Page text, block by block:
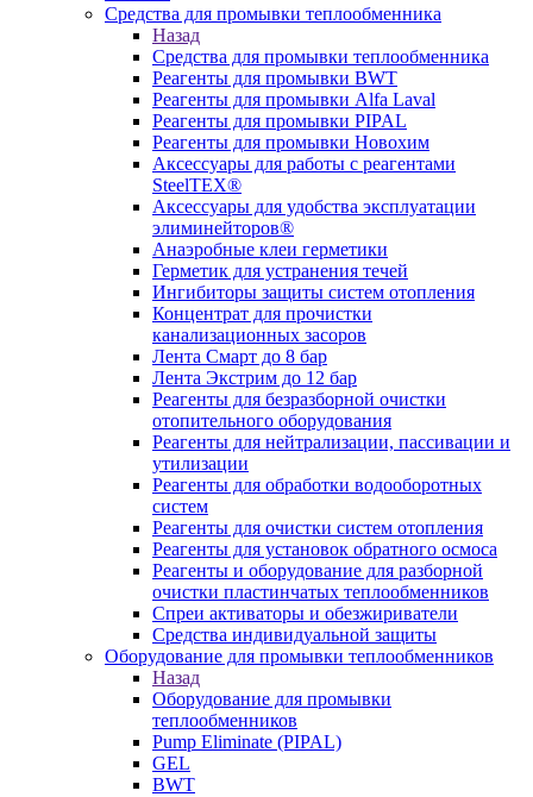
Средства для промывки теплообменника
Назад
Средства для промывки теплообменника
Реагенты для промывки BWT
Реагенты для промывки Alfa Laval
Реагенты для промывки PIPAL
Реагенты для промывки Новохим
Аксессуары для работы с реагентами
SteelTEX®
Аксессуары для удобства эксплуатации
элиминейторов®
Анаэробные клеи герметики
Герметик для устранения течей
Ингибиторы защиты систем отопления
Концентрат для прочистки
канализационных засоров
Лента Смарт до 8 бар
Лента Экстрим до 12 бар
Реагенты для безразборной очистки
отопительного оборудования
Реагенты для нейтрализации, пассивации и
утилизации
Реагенты для обработки водооборотных
систем
Реагенты для очистки систем отопления
Реагенты для установок обратного осмоса
Реагенты и оборудование для разборной
очистки пластинчатых теплообменников
Спреи активаторы и обезжириватели
Средства индивидуальной защиты
Оборудование для промывки теплообменников
Назад
Оборудование для промывки
теплообменников
Pump Eliminate (PIPAL)
GEL
BWT